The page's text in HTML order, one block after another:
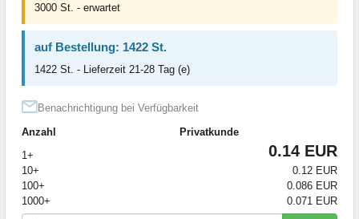
3000 St. - erwartet
auf Bestellung: 1422 St.
1422 St. - Lieferzeit 21-28 Tag (e)
Benachrichtigung bei Verfügbarkeit
Anzahl
Privatkunde
1+
0.14 EUR
10+
0.12 EUR
100+
0.086 EUR
1000+
0.071 EUR